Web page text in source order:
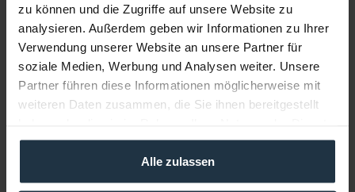
zu können und die Zugriffe auf unsere Website zu
analysieren. Außerdem geben wir Informationen zu Ihrer
Verwendung unserer Website an unsere Partner für
soziale Medien, Werbung und Analysen weiter. Unsere
Partner führen diese Informationen möglicherweise mit
weiteren Daten zusammen, die Sie ihnen bereitgestellt
gesammelt haben.
Alle zulassen
Folgende Infos zum Hersteller sind verfübar......
Weitere Artikel von Tentacle Sync ansehen